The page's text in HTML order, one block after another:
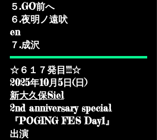
５.GO前へ
６.夜明ノ遠吠
en
​７.成沢
☆６１７発目!!!☆
2025年10月5日(日)
新大久保Siel
2nd anniversary special
『POGING FES Day1』
出演